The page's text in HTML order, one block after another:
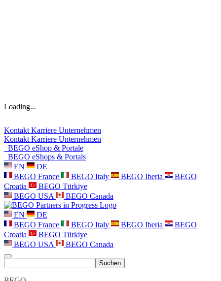
Loading...
Kontakt Karriere Unternehmen
Kontakt Karriere Unternehmen
BEGO eShop & Portale
BEGO eShops & Portals
EN
DE
BEGO France
BEGO Italy BEGO Iberia
BEGO
Croatia
BEGO Türkiye
BEGO USA
BEGO Canada
EN
DE
BEGO France
BEGO Italy BEGO Iberia
BEGO
Croatia
BEGO Türkiye
BEGO USA
BEGO Canada
Suchen